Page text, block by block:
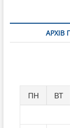
АРХІВ
ПН ВТ